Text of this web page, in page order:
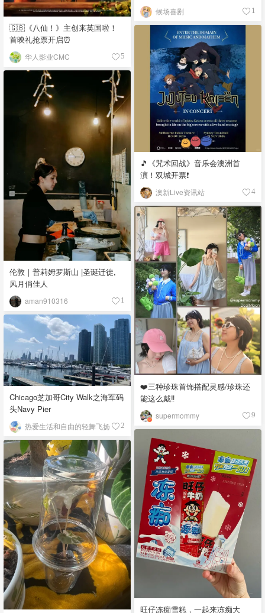
🇬🇧《八仙！》主创来英国啦！
首映礼抢票开启⏰
华人影业CMC 5
候场喜剧 1
🎵《咒术回战》音乐会澳洲首
演！双城开票❗️
澳新Live资讯站 4
伦敦｜普莉姆罗斯山 |圣诞迁徙,
风月俏佳人
aman910316 1
❤️三种珍珠首饰搭配灵感/珍珠还
能这么戴‼️
supermommy 9
Chicago芝加哥City Walk之海军码
头Navy Pier
热爱生活和自由的轻舞飞扬 2
旺仔冻痴雪糕，一起来冻痴大